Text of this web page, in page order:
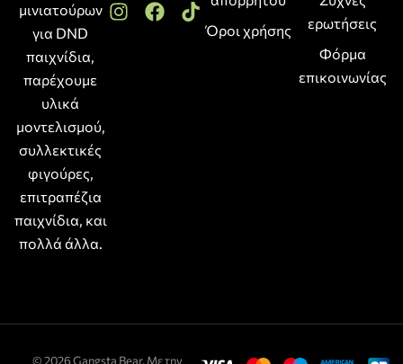
μινιατούρων
για DND
παιχνίδια,
παρέχουμε
υλικά
μοντελισμού,
συλλεκτικές
φιγούρες,
επιτραπέζια
παιχνίδια, και
πολλά άλλα.
Όροι χρήσης
ερωτήσεις
Φόρμα
επικοινωνίας
© 2026 Gangsta Bear. Με την